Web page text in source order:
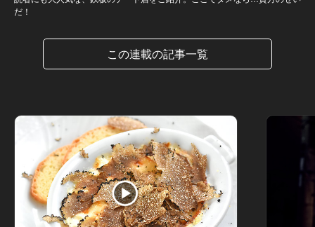
だ！
この連載の記事一覧